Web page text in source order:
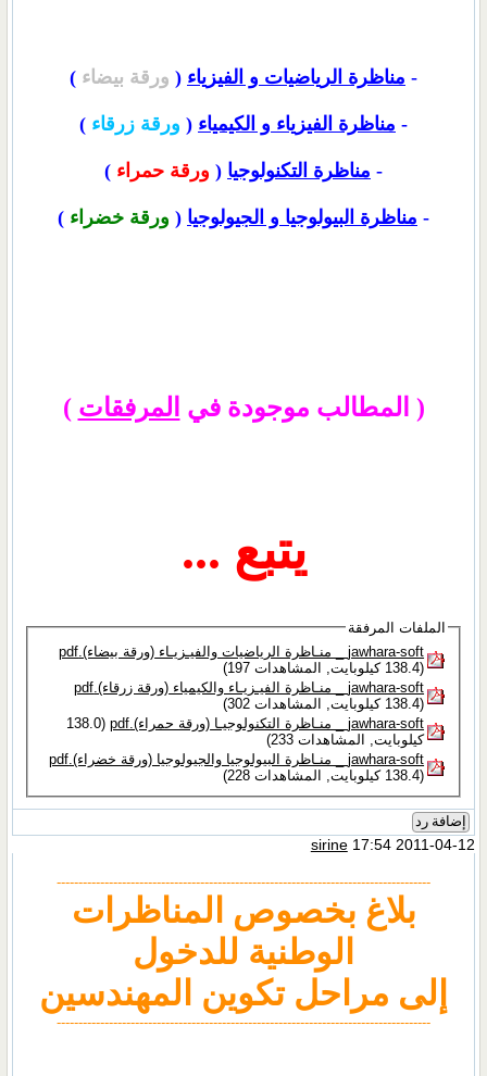
- مناظرة الرياضيات و الفيزياء ( ورقة بيضاء )
- مناظرة الفيزياء و الكيمياء ( ورقة زرقاء )
- مناظرة التكنولوجيا ( ورقة حمراء )
- مناظرة البيولوجيا و الجيولوجيا ( ورقة خضراء )
( المطالب موجودة في المرفقات )
يتبع ...
الملفات المرفقة
jawhara-soft _ منـاظرة الرياضيات والفيـزيـاء (ورقة بيضاء).pdf‏
(138.4 كيلوبايت, المشاهدات 197)
jawhara-soft _ منـاظرة الفيـزيـاء والكيمياء (ورقة زرقاء).pdf‏
(138.4 كيلوبايت, المشاهدات 302)
jawhara-soft _ منـاظرة التكنولوجيـا (ورقة حمراء).pdf‏
(138.0
كيلوبايت, المشاهدات 233)
jawhara-soft _ منـاظرة البيولوجيا والجيولوجيا (ورقة خضراء).pdf‏
(138.4 كيلوبايت, المشاهدات 228)
إضافة رد
sirine17:54 2011-04-12
--------------------------------------------------------------------------------------
بلاغ بخصوص المناظرات
الوطنية للدخول
إلى مراحل تكوين المهندسين
--------------------------------------------------------------------------------------